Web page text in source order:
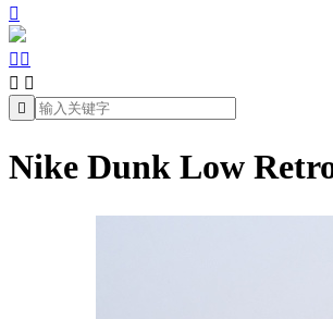

 
 

Nike Dunk Low